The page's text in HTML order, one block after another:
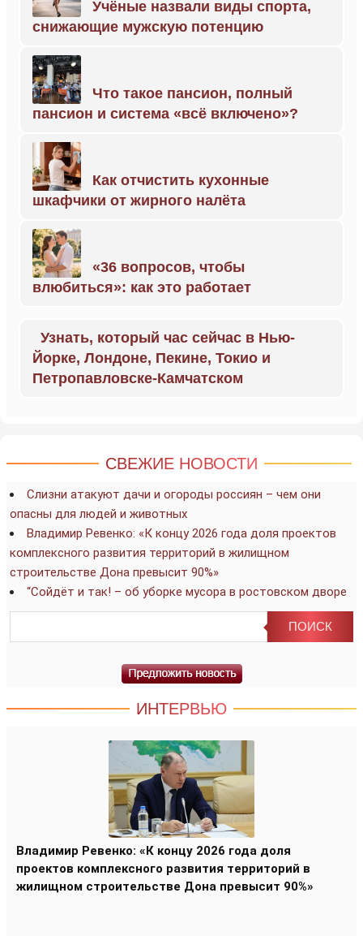
Учёные назвали виды спорта,
снижающие мужскую потенцию
Что такое пансион, полный
пансион и система «всё включено»?
Как отчистить кухонные
шкафчики от жирного налёта
«36 вопросов, чтобы
влюбиться»: как это работает
Узнать, который час сейчас в Нью-
Йорке, Лондоне, Пекине, Токио и
Петропавловске-Камчатском
СВЕЖИЕ НОВОСТИ
Слизни атакуют дачи и огороды россиян – чем они
опасны для людей и животных
Владимир Ревенко: «К концу 2026 года доля проектов
комплексного развития территорий в жилищном
строительстве Дона превысит 90%»
“Сойдёт и так! – об уборке мусора в ростовском дворе
ИНТЕРВЬЮ
Владимир Ревенко: «К концу 2026 года доля
проектов комплексного развития территорий в
жилищном строительстве Дона превысит 90%»